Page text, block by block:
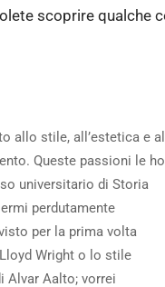
scoprire qualche
allo stile, all’estetica e al
Queste passioni le ho
universitario di Storia
perdutamente
per la prima volta
Wright o lo stile
Alvar Aalto; vorrei